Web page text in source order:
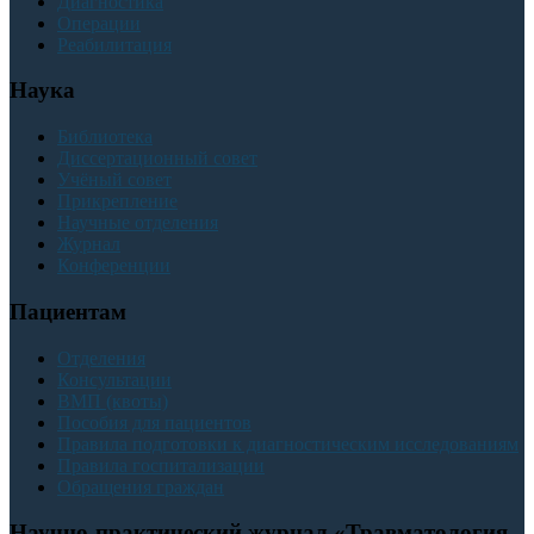
Операции
Реабилитация
Наука
Библиотека
Диссертационный совет
Учёный совет
Прикрепление
Научные отделения
Журнал
Конференции
Пациентам
Отделения
Консультации
ВМП (квоты)
Пособия для пациентов
Правила подготовки к диагностическим исследованиям
Правила госпитализации
Обращения граждан